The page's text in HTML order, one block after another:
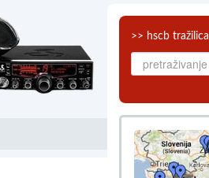
>> hscb tražilica